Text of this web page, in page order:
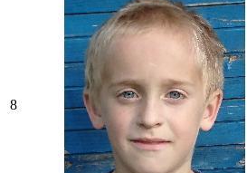
8